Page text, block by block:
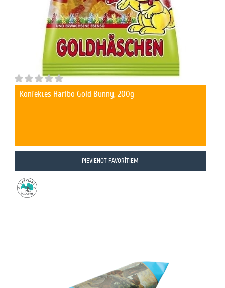
Konfektes Haribo Gold Bunny, 200g
PIEVIENOT FAVORĪTIEM